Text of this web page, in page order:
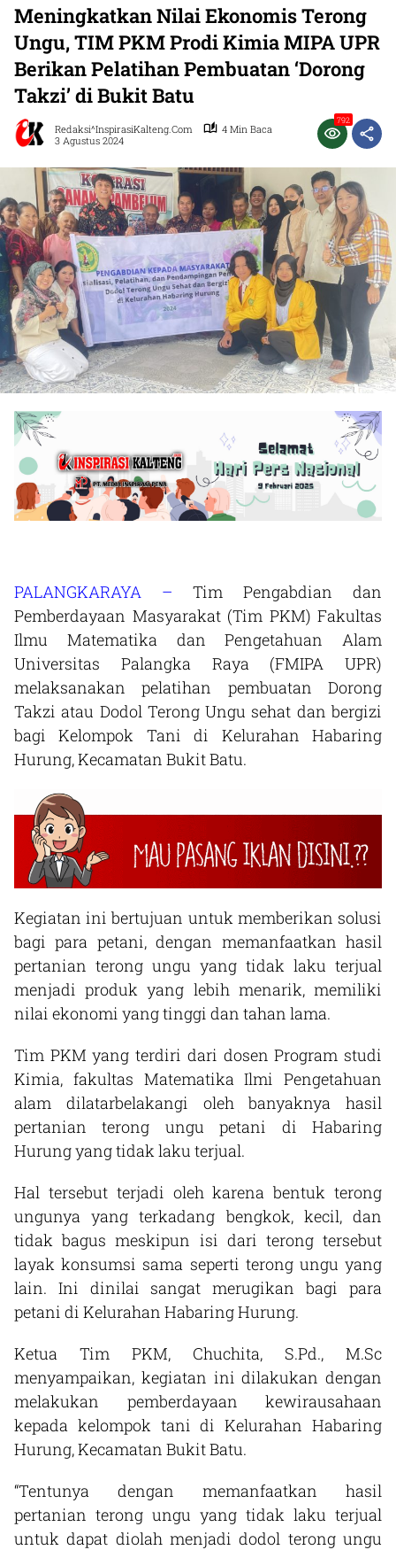
Meningkatkan Nilai Ekonomis Terong
Ungu, TIM PKM Prodi Kimia MIPA UPR
Berikan Pelatihan Pembuatan ‘Dorong
Takzi’ di Bukit Batu
Redaksi^InspirasiKalteng.com
4 Min Baca
3 Agustus 2024
792
PALANGKARAYA –
Tim Pengabdian dan
Pemberdayaan Masyarakat (Tim PKM) Fakultas
Ilmu Matematika dan Pengetahuan Alam
Universitas Palangka Raya (FMIPA UPR)
melaksanakan pelatihan pembuatan Dorong
Takzi atau Dodol Terong Ungu sehat dan bergizi
bagi Kelompok Tani di Kelurahan Habaring
Hurung, Kecamatan Bukit Batu.
Kegiatan ini bertujuan untuk memberikan solusi
bagi para petani, dengan memanfaatkan hasil
pertanian terong ungu yang tidak laku terjual
menjadi produk yang lebih menarik, memiliki
nilai ekonomi yang tinggi dan tahan lama.
Tim PKM yang terdiri dari dosen Program studi
Kimia, fakultas Matematika Ilmi Pengetahuan
alam dilatarbelakangi oleh banyaknya hasil
pertanian terong ungu petani di Habaring
Hurung yang tidak laku terjual.
Hal tersebut terjadi oleh karena bentuk terong
ungunya yang terkadang bengkok, kecil, dan
tidak bagus meskipun isi dari terong tersebut
layak konsumsi sama seperti terong ungu yang
lain. Ini dinilai sangat merugikan bagi para
petani di Kelurahan Habaring Hurung.
Ketua Tim PKM, Chuchita, S.Pd., M.Sc
menyampaikan, kegiatan ini dilakukan dengan
melakukan pemberdayaan kewirausahaan
kepada kelompok tani di Kelurahan Habaring
Hurung, Kecamatan Bukit Batu.
“Tentunya dengan memanfaatkan hasil
pertanian terong ungu yang tidak laku terjual
untuk dapat diolah menjadi dodol terong ungu